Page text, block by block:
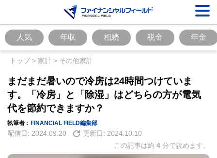
人気 年収 相続 税金 年金
トップ> 家計 > その他家計
まだまだ暑いので冷房は24時間つけていま
す。「冷房」と「除湿」はどちらの方が電気
代を節約できますか？
執筆者 : FINANCIAL FIELD編集部
配信日: 2024.09.20 更新日: 2024.10.10
この記事は約 4 分で読めます。